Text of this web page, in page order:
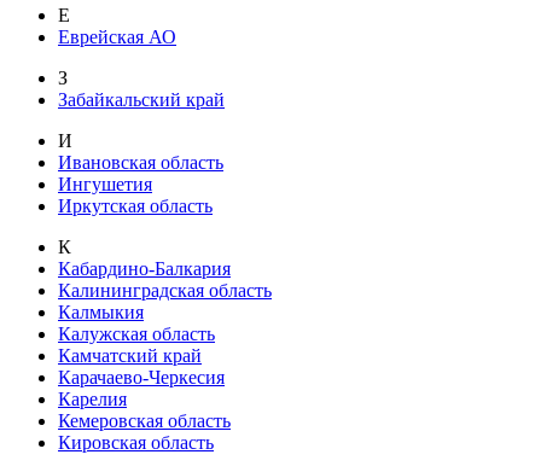
Е
Еврейская АО
З
Забайкальский край
И
Ивановская область
Ингушетия
Иркутская область
К
Кабардино-Балкария
Калининградская область
Калмыкия
Калужская область
Камчатский край
Карачаево-Черкесия
Карелия
Кемеровская область
Кировская область